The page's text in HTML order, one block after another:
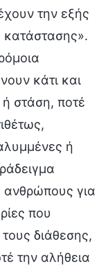
την εξής
κατάστασης».
κάτι και
στάση, ποτέ
ή
ανθρώπους για
που
διάθεσης,
την αλήθεια